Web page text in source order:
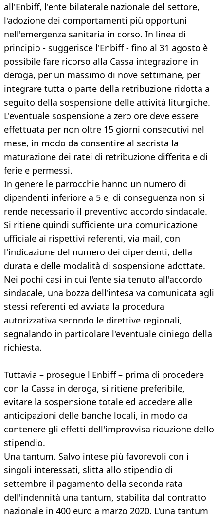
all'Enbiff, l'ente bilaterale nazionale del settore,
l'adozione dei comportamenti più opportuni
nell'emergenza sanitaria in corso. In linea di
principio - suggerisce l'Enbiff - fino al 31 agosto è
possibile fare ricorso alla Cassa integrazione in
deroga, per un massimo di nove settimane, per
integrare tutta o parte della retribuzione ridotta a
seguito della sospensione delle attività liturgiche.
L'eventuale sospensione a zero ore deve essere
effettuata per non oltre 15 giorni consecutivi nel
mese, in modo da consentire al sacrista la
maturazione dei ratei di retribuzione differita e di
ferie e permessi.
In genere le parrocchie hanno un numero di
dipendenti inferiore a 5 e, di conseguenza non si
rende necessario il preventivo accordo sindacale.
Si ritiene quindi sufficiente una comunicazione
ufficiale ai rispettivi referenti, via mail, con
l'indicazione del numero dei dipendenti, della
durata e delle modalità di sospensione adottate.
Nei pochi casi in cui l'ente sia tenuto all'accordo
sindacale, una bozza dell'intesa va comunicata agli
stessi referenti ed avviata la procedura
autorizzativa secondo le direttive regionali,
segnalando in particolare l'eventuale diniego della
richiesta.
Tuttavia – prosegue l'Enbiff – prima di procedere
con la Cassa in deroga, si ritiene preferibile,
evitare la sospensione totale ed accedere alle
anticipazioni delle banche locali, in modo da
contenere gli effetti dell'improvvisa riduzione dello
stipendio.
Una tantum. Salvo intese più favorevoli con i
singoli interessati, slitta allo stipendio di
settembre il pagamento della seconda rata
dell'indennità una tantum, stabilita dal contratto
nazionale in 400 euro a marzo 2020. L'una tantum